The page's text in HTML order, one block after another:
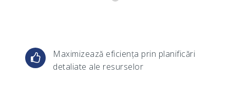
Maximizează eficiența prin planificări
detaliate ale resurselor